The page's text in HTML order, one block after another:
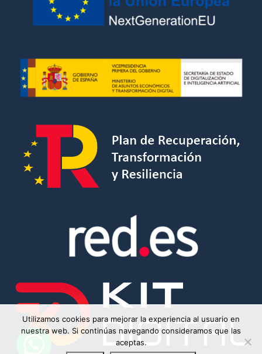
Utilizamos cookies para mejorar la experiencia al usuario en
nuestra web. Si continúas navegando consideramos que las
aceptas.